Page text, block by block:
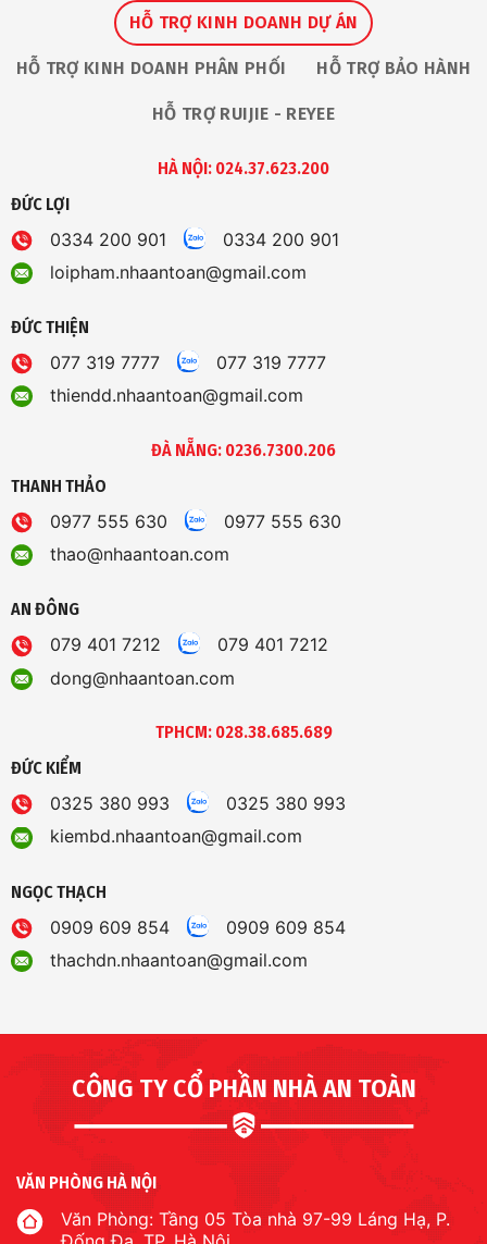
HỖ TRỢ KINH DOANH DỰ ÁN
HỖ TRỢ KINH DOANH PHÂN PHỐI HỖ TRỢ BẢO HÀNH
HỖ TRỢ RUIJIE - REYEE
HÀ NỘI: 024.37.623.200
ĐỨC LỢI
0334 200 901
0334 200 901
loipham.nhaantoan@gmail.com
ĐỨC THIỆN
077 319 7777
077 319 7777
thiendd.nhaantoan@gmail.com
ĐÀ NẴNG: 0236.7300.206
THANH THẢO
0977 555 630
0977 555 630
thao@nhaantoan.com
AN ĐÔNG
079 401 7212
079 401 7212
dong@nhaantoan.com
TPHCM: 028.38.685.689
ĐỨC KIỂM
0325 380 993
0325 380 993
kiembd.nhaantoan@gmail.com
NGỌC THẠCH
0909 609 854
0909 609 854
thachdn.nhaantoan@gmail.com
CÔNG TY CỔ PHẦN NHÀ AN TOÀN
VĂN PHÒNG HÀ NỘI
Văn Phòng: Tầng 05 Tòa nhà 97-99 Láng Hạ, P.